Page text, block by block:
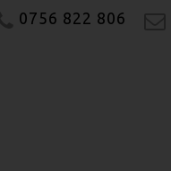
0756 822 806